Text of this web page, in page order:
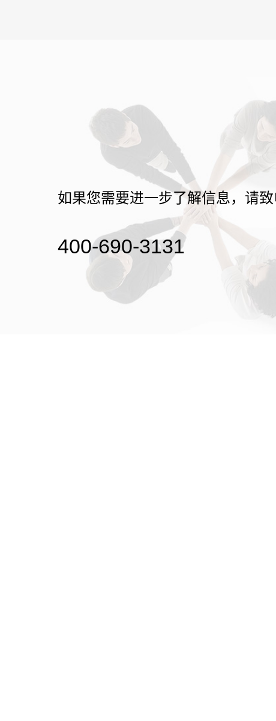
如果您需要进一步了解信息，请致
400-690-3131